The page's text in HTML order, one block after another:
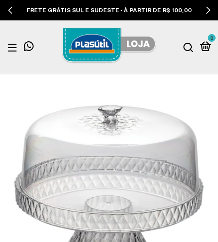
FRETE GRÁTIS SUL E SUDESTE - À PARTIR DE R$ 100,00
0